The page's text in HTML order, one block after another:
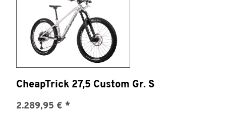
CheapTrick 27,5 Custom Gr. S
2.289,95 € *